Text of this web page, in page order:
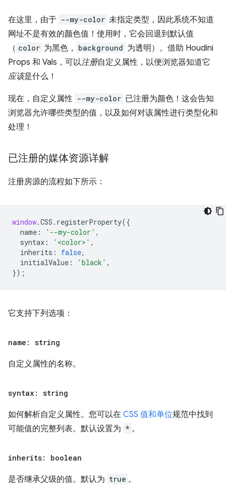
在这里，由于 --my-color 未指定类型，因此系统不知道
网址不是有效的颜色值！使用时，它会回退到默认值
（ color 为黑色， background 为透明）。借助 Houdini
Props 和 Vals，可以注册自定义属性，以便浏览器知道它
应该是什么！
现在，自定义属性 --my-color 已注册为颜色！这会告知
浏览器允许哪些类型的值，以及如何对该属性进行类型化和
处理！
已注册的媒体资源详解
注册房源的流程如下所示：
window.CSS . registerProperty({
name : '--my-color' ,
syntax : '<color>' ,
inherits : false,
initialValue : 'black' ,
});
它支持下列选项：
name: string
自定义属性的名称。
syntax: string
如何解析自定义属性。您可以在 CSS 值和单位规范中找到
可能值的完整列表。默认设置为 * 。
inherits: boolean
是否继承父级的值。默认为 true 。